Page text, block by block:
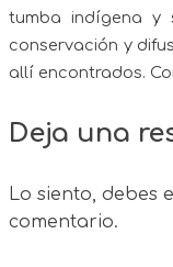
tumba indígena y
conservación y
allí encontrados.
Deja una
Lo siento, debes
comentario.